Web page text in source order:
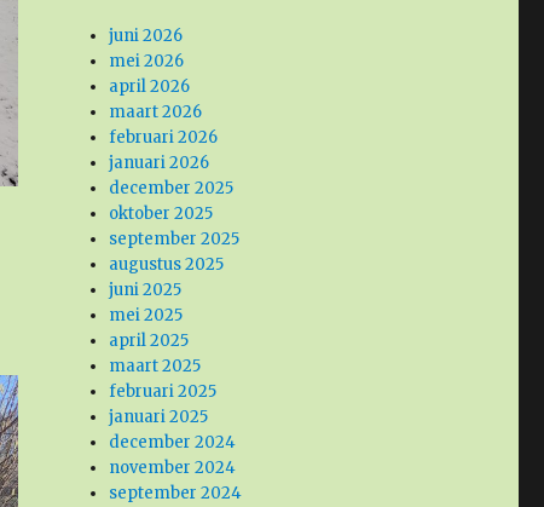
juni 2026
mei 2026
april 2026
maart 2026
februari 2026
januari 2026
december 2025
oktober 2025
september 2025
augustus 2025
juni 2025
mei 2025
april 2025
maart 2025
februari 2025
januari 2025
december 2024
november 2024
september 2024